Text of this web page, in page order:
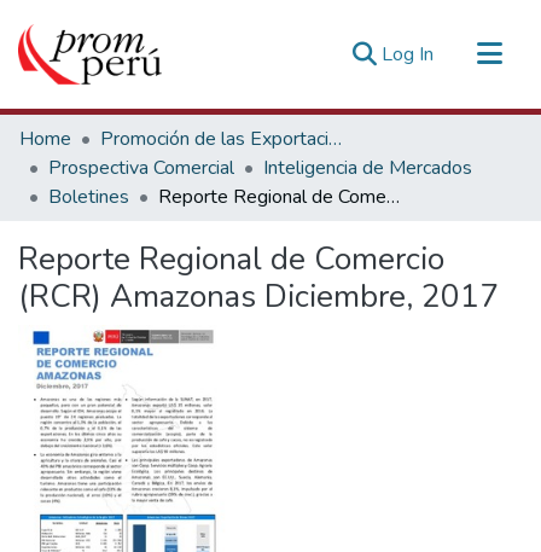
Log In (current)
Communities & Collections
All of DSpace
Statistics
Home
Promoción de las Exportaciones
Prospectiva Comercial
Inteligencia de Mercados
Boletines
Reporte Regional de Comercio (RCR) Amazonas Diciembre, 2017
Reporte Regional de Comercio
(RCR) Amazonas Diciembre, 2017